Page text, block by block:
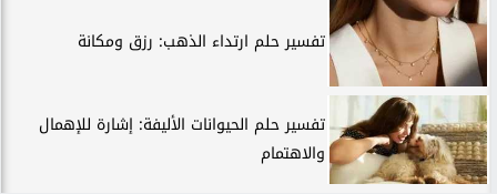
تفسير حلم ارتداء الذهب: رزق ومكانة
تفسير حلم الحيوانات الأليفة: إشارة للإهمال
والاهتمام